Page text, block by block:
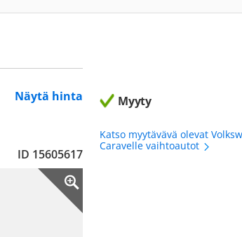
Näytä hinta
ID 15605617
Myyty
Katso myytävävä olevat
Caravelle vaihtoautot